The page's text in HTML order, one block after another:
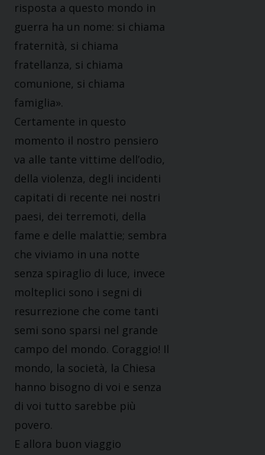
risposta a questo mondo in
guerra ha un nome: si chiama
fraternità, si chiama
fratellanza, si chiama
comunione, si chiama
famiglia».
Certamente in questo
momento il nostro pensiero
va alle tante vittime dell’odio,
della violenza, degli incidenti
capitati di recente nei nostri
paesi, dei terremoti, della
fame e delle malattie; sembra
che viviamo in una notte
senza spiraglio di luce, invece
molteplici sono i segni di
resurrezione che come tanti
semi sono sparsi nel grande
campo del mondo. Coraggio! Il
mondo, la società, la Chiesa
hanno bisogno di voi e senza
di voi tutto sarebbe più
povero.
E allora buon viaggio